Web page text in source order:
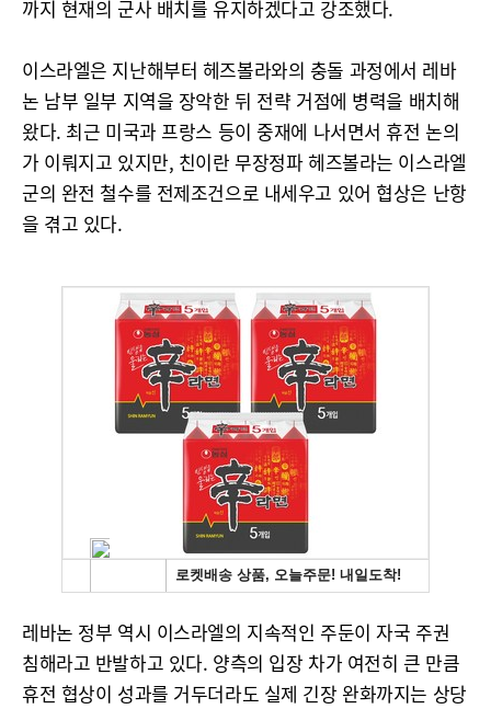
까지 현재의 군사 배치를 유지하겠다고 강조했다.
이스라엘은 지난해부터 헤즈볼라와의 충돌 과정에서 레바
논 남부 일부 지역을 장악한 뒤 전략 거점에 병력을 배치해
왔다. 최근 미국과 프랑스 등이 중재에 나서면서 휴전 논의
가 이뤄지고 있지만, 친이란 무장정파 헤즈볼라는 이스라엘
군의 완전 철수를 전제조건으로 내세우고 있어 협상은 난항
을 겪고 있다.
레바논 정부 역시 이스라엘의 지속적인 주둔이 자국 주권
침해라고 반발하고 있다. 양측의 입장 차가 여전히 큰 만큼
휴전 협상이 성과를 거두더라도 실제 긴장 완화까지는 상당